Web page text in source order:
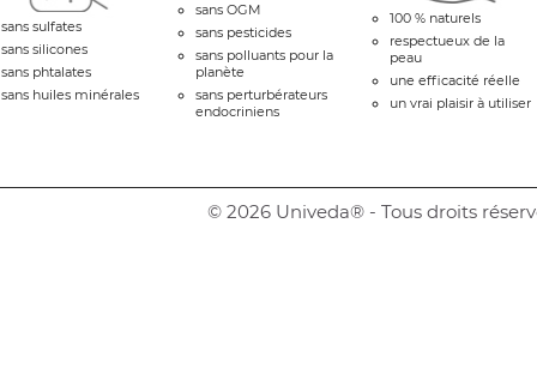
sans sulfates
sans silicones
sans phtalates
sans huiles minérales
sans OGM
sans pesticides
sans polluants pour la
planète
sans perturbérateurs
endocriniens
100 % naturels
respectueux de la
peau
une efficacité réelle
un vrai plaisir à utiliser
© 2026 Univeda® - Tous droits